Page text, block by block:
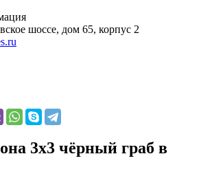
шоссе, дом 65, корпус 2
3х3 чёрный граб в